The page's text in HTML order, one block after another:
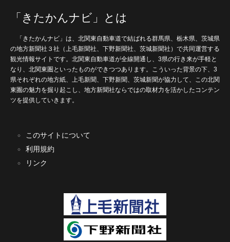
「きたかんナビ」とは
「きたかんナビ」は、北関東自動車道で結ばれる群馬県、栃木県、茨城県
の地方新聞社３社（上毛新聞社、下野新聞社、茨城新聞社）で共同運営する
観光情報サイトです。北関東自動車道が全線開通し、3県の行き来が手軽と
なり、北関東圏といったものができつつあります。こういった背景の下、3
県それぞれの地方紙、上毛新聞、下野新聞、茨城新聞が協力して、この北関
東圏の魅力を掘り起こし、地方新聞社ならではの取材力を活かしたコンテン
ツを提供していきます。
このサイトについて
利用規約
リンク